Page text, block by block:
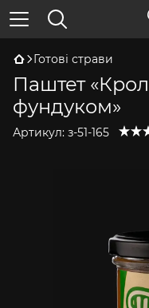
Готові страви
Паштет
фундуком»
Артикул: з-51-165